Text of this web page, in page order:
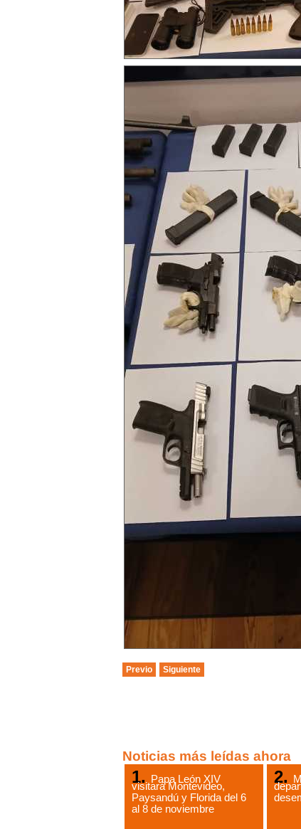
Previo Siguiente
Noticias más leídas ahora
Papa León XIV
visitará Montevideo,
Paysandú y Florida del 6
al 8 de noviembre